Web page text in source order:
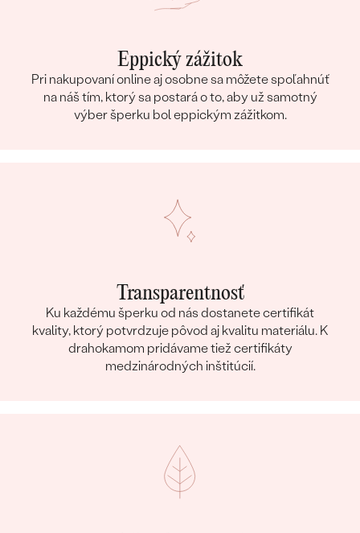
Eppický zážitok
Pri nakupovaní online aj osobne sa môžete spoľahnúť
na náš tím, ktorý sa postará o to, aby už samotný
výber šperku bol eppickým zážitkom.
Transparentnosť
Ku každému šperku od nás dostanete certifikát
kvality, ktorý potvrdzuje pôvod aj kvalitu materiálu. K
drahokamom pridávame tiež certifikáty
medzinárodných inštitúcií.